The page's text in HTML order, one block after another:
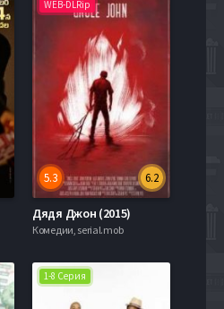
WEB-DLRip
6.2
5.3
Дядя Джон (2015)
Комедии, serial.mob
1-8 Серия